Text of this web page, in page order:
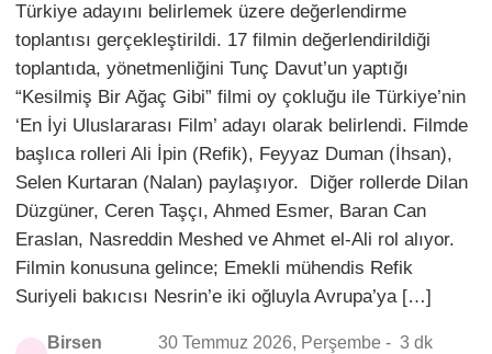
Türkiye adayını belirlemek üzere değerlendirme
toplantısı gerçekleştirildi. 17 filmin değerlendirildiği
toplantıda, yönetmenliğini Tunç Davut’un yaptığı
“Kesilmiş Bir Ağaç Gibi” filmi oy çokluğu ile Türkiye’nin
‘En İyi Uluslararası Film’ adayı olarak belirlendi. Filmde
başlıca rolleri Ali İpin (Refik), Feyyaz Duman (İhsan),
Selen Kurtaran (Nalan) paylaşıyor. Diğer rollerde Dilan
Düzgüner, Ceren Taşçı, Ahmed Esmer, Baran Can
Eraslan, Nasreddin Meshed ve Ahmet el-Ali rol alıyor.
Filmin konusuna gelince; Emekli mühendis Refik
Suriyeli bakıcısı Nesrin’e iki oğluyla Avrupa’ya […]
Birsen
30 Temmuz 2026, Perşembe - 3 dk